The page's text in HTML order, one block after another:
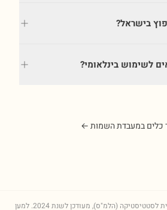
בישראל?
לשימוש בינלאומי?
כלים במעבדת השמות ←
לסטטיסטיקה (הלמ"ס), מעודכן לשנת2024. למען